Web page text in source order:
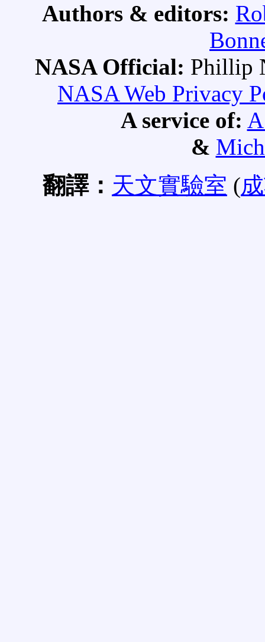
Authors & editors:
NASA Official: Phillip
NASA Web Privacy
A service of:
&
翻譯： 天文實驗室 (